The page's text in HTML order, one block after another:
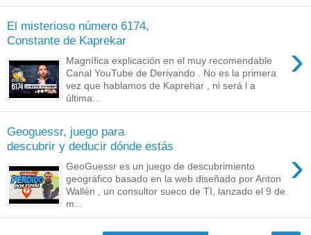
El misterioso número 6174,
Constante de Kaprekar
›
Magnífica explicación en el muy recomendable
Canal YouTube de Derivando . No es la primera
vez que hablamos de Kaprehar , ni será l a
última...
Geoguessr, juego para
descubrir y deducir dónde estás
›
GeoGuessr es un juego de descubrimiento
geográfico basado en la web diseñado por Anton
Wallén , un consultor sueco de TI, lanzado el 9 de
m...